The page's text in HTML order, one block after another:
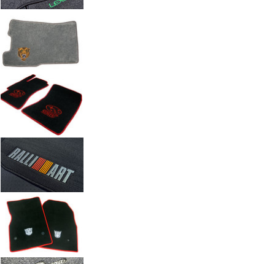
Автоковрики с вышивкой по индивидуальному заказу. Работы
Введите размеры вышивки
Размер (см)
Стоимость
2 100 руб.
Оформить заказ
Звоните:
купить коврик в машину.